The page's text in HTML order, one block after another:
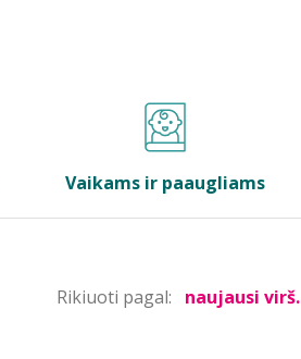
Vaikams ir paaugliams
Rikiuoti pagal: